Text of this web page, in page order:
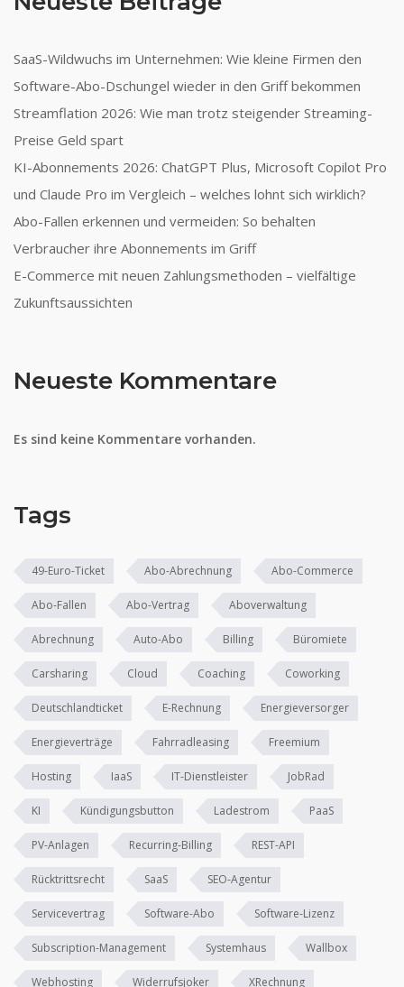
SaaS-Wildwuchs im Unternehmen: Wie kleine Firmen den
Software-Abo-Dschungel wieder in den Griff bekommen
Streamflation 2026: Wie man trotz steigender Streaming-
Preise Geld spart
KI-Abonnements 2026: ChatGPT Plus, Microsoft Copilot Pro
und Claude Pro im Vergleich – welches lohnt sich wirklich?
Abo-Fallen erkennen und vermeiden: So behalten
Verbraucher ihre Abonnements im Griff
E-Commerce mit neuen Zahlungsmethoden – vielfältige
Zukunftsaussichten
Neueste Kommentare
Es sind keine Kommentare vorhanden.
Tags
49-Euro-Ticket Abo-Abrechnung Abo-Commerce
Abo-Fallen Abo-Vertrag Aboverwaltung
Abrechnung Auto-Abo Billing Büromiete
Carsharing Cloud Coaching Coworking
Deutschlandticket E-Rechnung Energieversorger
Energieverträge Fahrradleasing Freemium
Hosting IaaS IT-Dienstleister JobRad
KI Kündigungsbutton Ladestrom PaaS
PV-Anlagen Recurring-Billing REST-API
Rücktrittsrecht SaaS SEO-Agentur
Servicevertrag Software-Abo Software-Lizenz
Subscription-Management Systemhaus Wallbox
Webhosting Widerrufsjoker XRechnung